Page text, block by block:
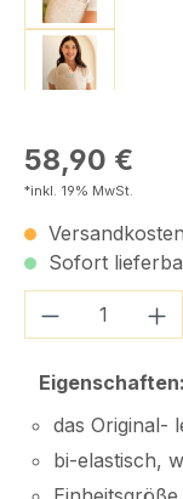
Regulärer Preis:
58,90 €
*inkl. 19% MwSt.
Sofort
Produkt
Eigenschaften:
das Original-
bi-elastisch,